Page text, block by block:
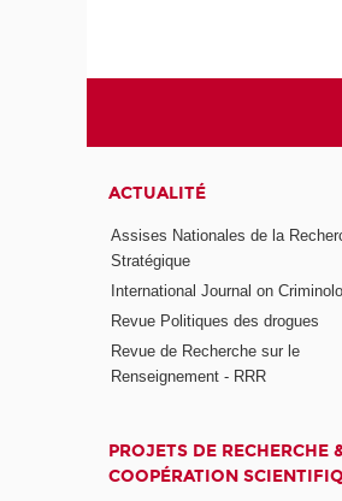
ACTUALITÉ
Assises Nationales de la
Stratégique
International Journal on
Revue Politiques des drogues
Revue de Recherche sur le
Renseignement - RRR
PROJETS DE RECHERCHE
COOPÉRATION